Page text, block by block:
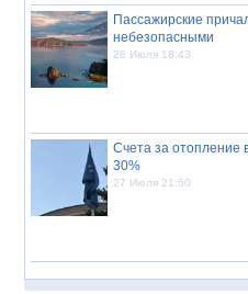
Пассажирские
небезопасными
28 Июля 18:43
Счета за отопление
30%
27 Июля 21:50